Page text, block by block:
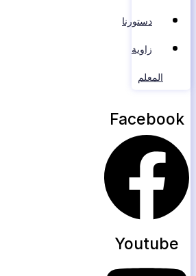
دستورنا
زاوية
المعلم
Facebook
Youtube